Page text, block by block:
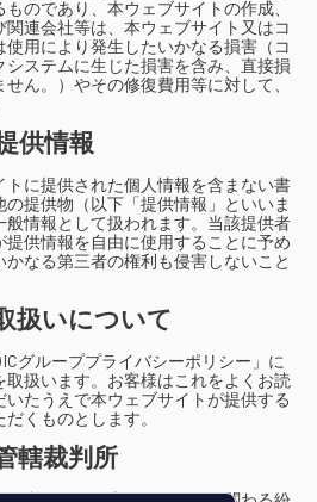
のであり、本ウェブサイトの作成、
連会社等は、本ウェブサイト又はコ
使用により発生したいかなる損害（コ
システムに生じた損害を含み、直接損
ん。）やその修復費用等に対して、
供情報
トに提供された個人情報を含まない書
提供物（以下「提供情報」といいま
般情報として扱われます。当該提供者
提供情報を自由に使用することに予め
かなる第三者の権利も侵害しないこと
扱いについて
グループプライバシーポリシー」に
取扱います。お客様はこれをよくお読
たうえで本ウェブサイトが提供する
くものとします。
轄裁判所